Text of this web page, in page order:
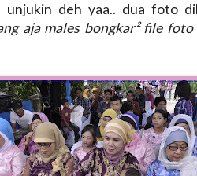
unjukin deh yaa.. dua foto
aja males bongkar² file